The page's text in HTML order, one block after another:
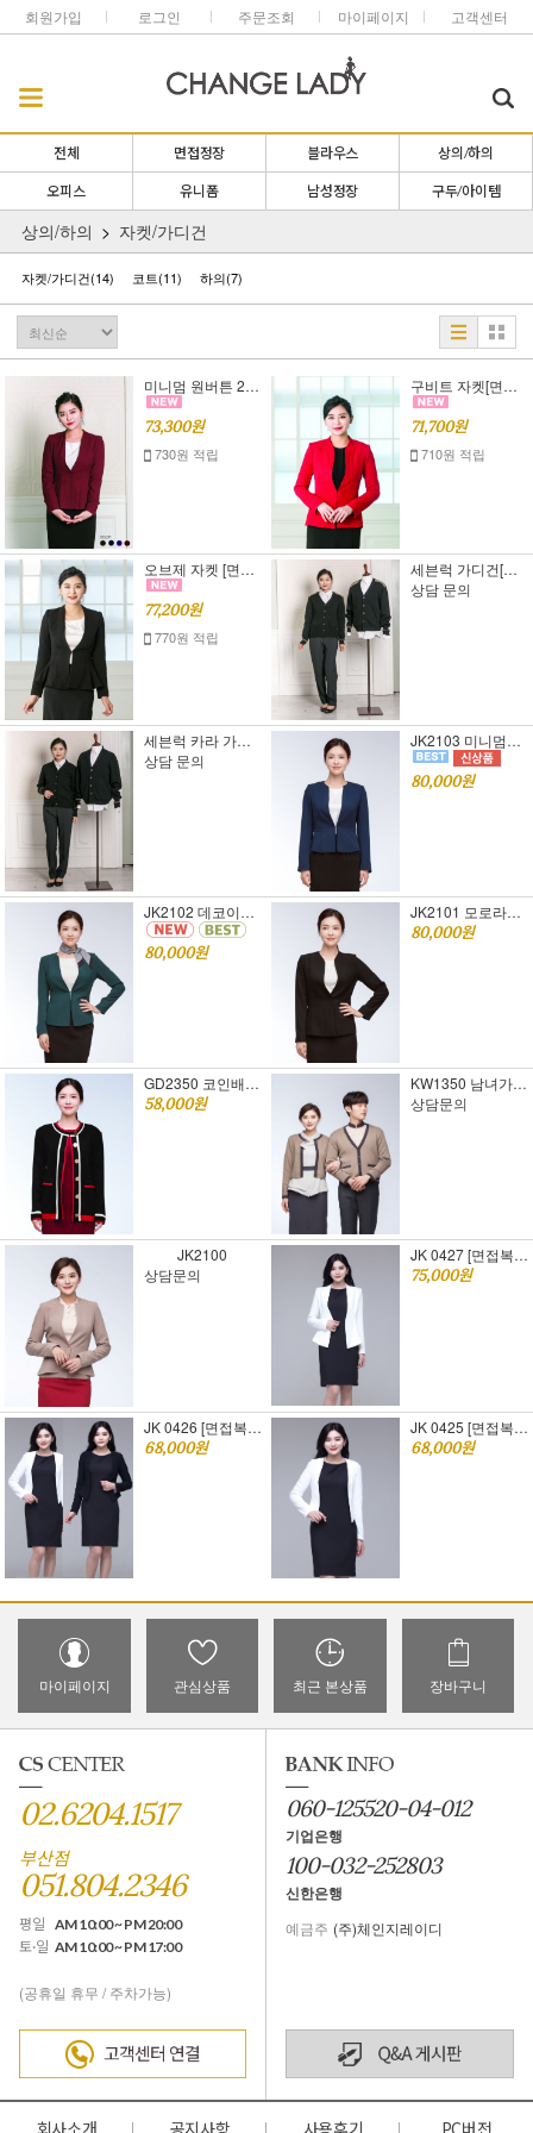
회원가입 로그인 주문조회 마이페이지 고객센터
전체 면접정장 블라우스 상의/하의
오피스 유니폼 남성정장 구두/아이템
상의/하의 자켓/가디건
자켓/가디건(14) 코트(11) 하의(7)
미니멈 원버튼 2 자켓 [면접 정장],[오피스 룩]S,M,L
73,300원
730원 적립
구비트 자켓[면접 정장],[오피스 룩]S,M,L
71,700원
710원 적립
오브제 자켓 [면접 정장] [오피스 룩]S,M,L
77,200원
770원 적립
세븐럭 가디건[남,여]
상담 문의
세븐럭 카라 가디건 [남,여]
상담 문의
JK2103 미니멈이중 자켓 [면접복장][여자면접정장]
80,000원
JK2102 데코이중 자켓 [면접복장][여자면접정장]
80,000원
JK2101 모로라인 자켓 [면접복장][여자면접정장]
80,000원
GD2350 코인배색 긴팔 가디건 [FREE SIZE][면접복장][여자면접정장]
58,000원
KW1350 남녀가디건
상담문의
JK2100
상담문의
JK 0427 [면접복장]오브제 자켓
75,000원
JK 0426 [면접복장]슬림자켓 화이트
68,000원
JK 0425 [면접복장]슬림자켓
68,000원
마이페이지 관심상품 최근 본상품 장바구니
02.6204.1517
부산점
051.804.2346
평일 AM 10:00 ~ PM 20:00
토·일 AM 10:00 ~ PM 17:00
(공휴일 휴무 / 주차가능)
060-125520-04-012
기업은행
100-032-252803
신한은행
예금주 (주)체인지레이디
회사소개 공지사항 사용후기 PC버전